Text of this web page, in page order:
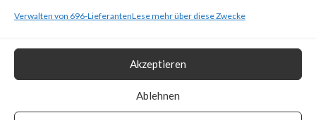
Verwalten von 696-LieferantenLese mehr über diese Zwecke
Akzeptieren
Ablehnen
deletes Windows event logs, all
files in system drive and file
system cache memory and